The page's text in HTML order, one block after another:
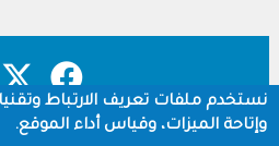
نستخدم ملفات تعريف الارتباط
وإتاحة الميزات، وقياس أداء الموقع.